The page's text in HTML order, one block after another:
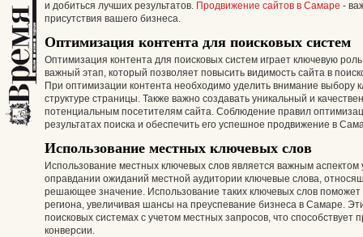
и добиться лучших результатов. Продвижение сайтов в Самаре -
присутствия вашего бизнеса.
Оптимизация контента для поисковых систем
Оптимизация контента для поисковых систем играет ключевую
важный этап, который позволяет повысить видимость сайта в
При оптимизации контента необходимо уделить внимание выбору
структуре страницы. Также важно создавать уникальный и
потенциальным посетителям сайта. Соблюдение правил
результатах поиска и обеспечить его успешное продвижение в
Использование местных ключевых слов
Использование местных ключевых слов является важным
оправдании ожиданий местной аудитории ключевые слова,
решающее значение. Использование таких ключевых слов поможет
региона, увеличивая шансы на преуспевание бизнеса в Самаре.
поисковых системах с учетом местных запросов, что
конверсии.